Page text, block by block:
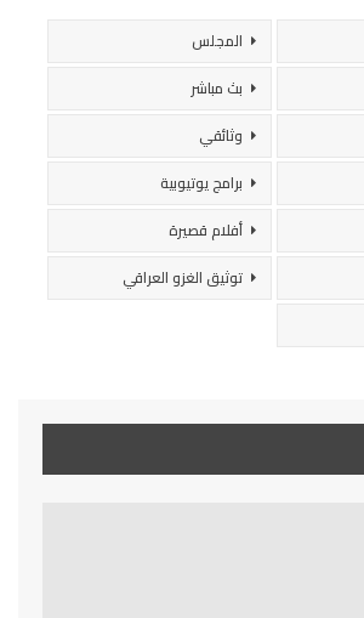
المجلس
بث مباشر
وثائقي
برامج يوتيوبية
أفلام قصيرة
توثيق الغزو العراقي